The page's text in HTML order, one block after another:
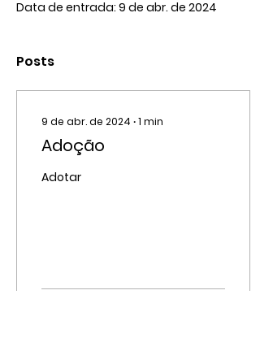
Data de entrada: 9 de abr. de 2024
Posts
9 de abr. de 2024 ∙1 min
Adoção
Adotar